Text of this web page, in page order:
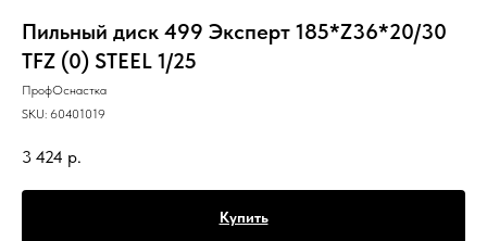
Пильный диск 499 Эксперт 185*Z36*20/30
TFZ (0) STEEL 1/25
ПрофОснастка
SKU: 60401019
3 424 р.
Купить